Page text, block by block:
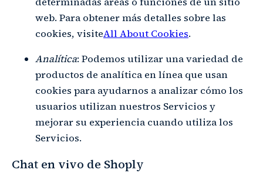
web. Para obtener más detalles sobre las
cookies, visiteAll About Cookies.
Analítica: Podemos utilizar una variedad de
productos de analítica en línea que usan
cookies para ayudarnos a analizar cómo los
usuarios utilizan nuestros Servicios y
mejorar su experiencia cuando utiliza los
Servicios.
Chat en vivo de Shoply